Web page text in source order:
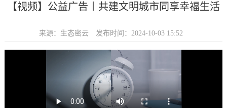
【视频】公益广告丨共建文明城市同享幸福生活
来源：生态密云 发布时间：2024-10-03 15:52